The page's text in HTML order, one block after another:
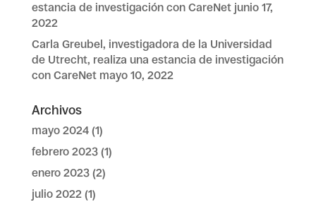
estancia de investigación con CareNet junio 17,
2022
Carla Greubel, investigadora de la Universidad
de Utrecht, realiza una estancia de investigación
con CareNet mayo 10, 2022
Archivos
mayo 2024(1)
febrero 2023(1)
enero 2023(2)
julio 2022(1)